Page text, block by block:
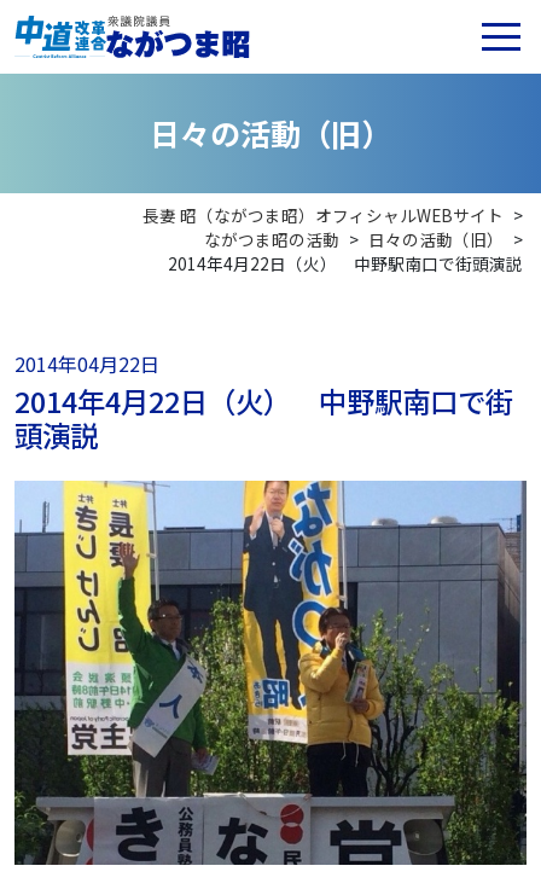
日々の活動 （旧）
長妻 昭（ながつま昭）オフィシャルWEBサイト >
ながつま昭の活動 > 日々の活動（旧）
>
2014年4月22日（火） 中野駅南口で街頭演説
2014年04月22日
2014年4月22日（火） 中野駅南口で街
頭演説